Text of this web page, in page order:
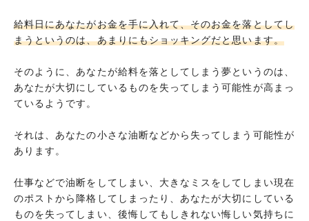
給料日にあなたがお金を手に入れて、そのお金を落としてし
まうというのは、あまりにもショッキングだと思います。
そのように、あなたが給料を落としてしまう夢というのは、
あなたが大切にしているものを失ってしまう可能性が高まっ
ているようです。
それは、あなたの小さな油断などから失ってしまう可能性が
あります。
仕事などで油断をしてしまい、大きなミスをしてしまい現在
のポストから降格してしまったり、あなたが大切にしている
ものを失ってしまい、後悔してもしきれない悔しい気持ちに